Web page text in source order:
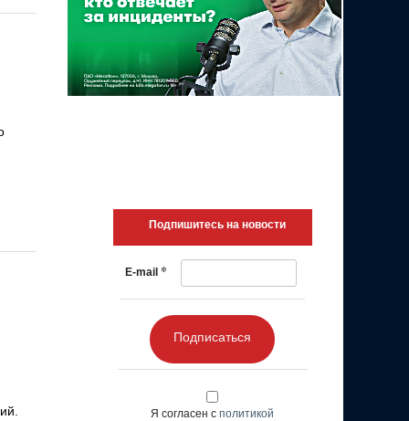
Подпишитесь на новости
E-mail *
Подписаться
Я согласен с политикой